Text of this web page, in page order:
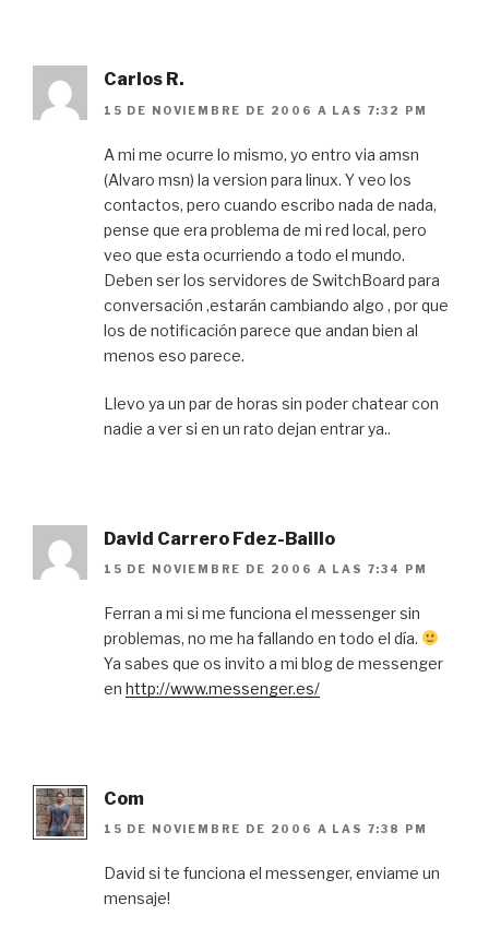
Carlos R.
15 DE NOVIEMBRE DE 2006 A LAS 7:32 PM
A mi me ocurre lo mismo, yo entro via amsn
(Alvaro msn) la version para linux. Y veo los
contactos, pero cuando escribo nada de nada,
pense que era problema de mi red local, pero
veo que esta ocurriendo a todo el mundo.
Deben ser los servidores de SwitchBoard para
conversación ,estarán cambiando algo , por que
los de notificación parece que andan bien al
menos eso parece.
Llevo ya un par de horas sin poder chatear con
nadie a ver si en un rato dejan entrar ya..
David Carrero Fdez-Baillo
15 DE NOVIEMBRE DE 2006 A LAS 7:34 PM
Ferran a mi si me funciona el messenger sin
problemas, no me ha fallando en todo el día.
Ya sabes que os invito a mi blog de messenger
en http://www.messenger.es/
Com
15 DE NOVIEMBRE DE 2006 A LAS 7:38 PM
David si te funciona el messenger, enviame un
mensaje!